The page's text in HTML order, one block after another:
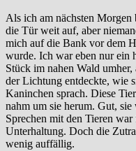
Als ich am nächsten Morgen
die Tür weit auf, aber
mich auf die Bank vor dem
wurde. Ich war eben nur ein
Stück im nahen Wald
der Lichtung entdeckte, wie
Kaninchen sprach. Diese
nahm um sie herum. Gut,
Sprechen mit den Tieren
Unterhaltung. Doch die
wenig auffällig.